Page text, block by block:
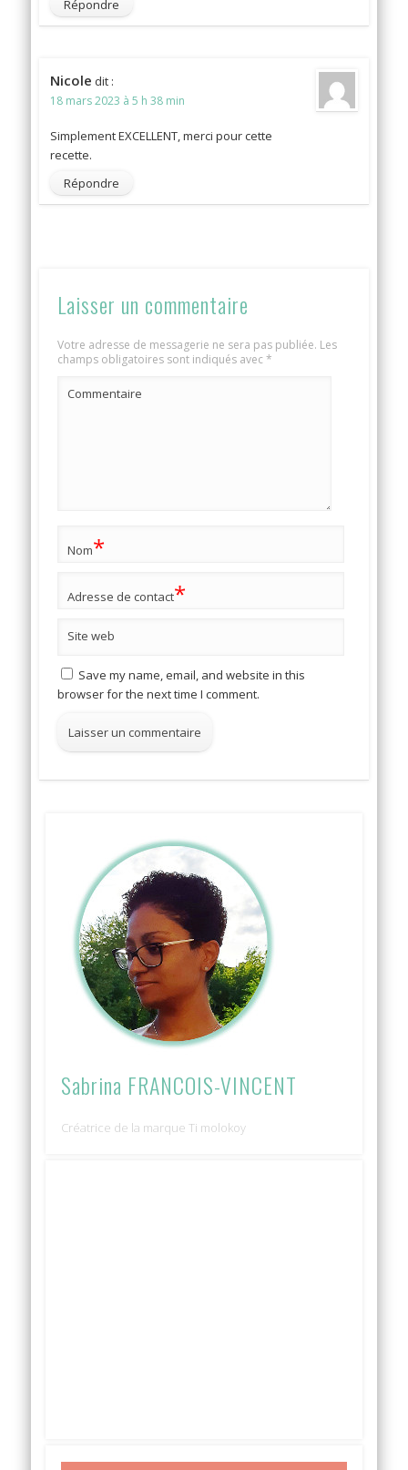
Répondre
Nicole dit :
18 mars 2023 à 5 h 38 min
Simplement EXCELLENT, merci pour cette
recette.
Répondre
Laisser un commentaire
Votre adresse de messagerie ne sera pas publiée. Les
champs obligatoires sont indiqués avec*
Commentaire
Nom*
Adresse de contact*
Site web
Save my name, email, and website in this
browser for the next time I comment.
Sabrina FRANCOIS-VINCENT
Créatrice de la marque Ti molokoy